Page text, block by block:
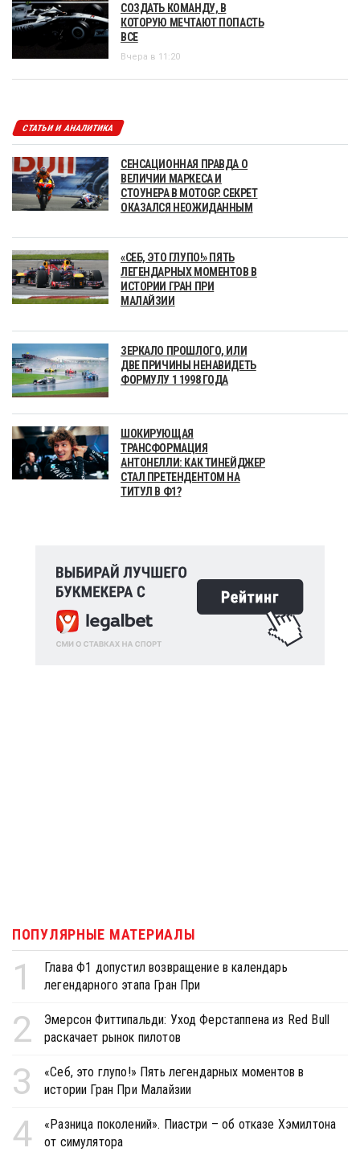
СОЗДАТЬ КОМАНДУ, В
КОТОРУЮ МЕЧТАЮТ ПОПАСТЬ
ВСЕ
Вчера в 11:20
СТАТЬИ И АНАЛИТИКА
СЕНСАЦИОННАЯ ПРАВДА О
ВЕЛИЧИИ МАРКЕСА И
СТОУНЕРА В MOTOGP. СЕКРЕТ
ОКАЗАЛСЯ НЕОЖИДАННЫМ
«СЕБ, ЭТО ГЛУПО!» ПЯТЬ
ЛЕГЕНДАРНЫХ МОМЕНТОВ В
ИСТОРИИ ГРАН ПРИ
МАЛАЙЗИИ
ЗЕРКАЛО ПРОШЛОГО, ИЛИ
ДВЕ ПРИЧИНЫ НЕНАВИДЕТЬ
ФОРМУЛУ 1 1998 ГОДА
ШОКИРУЮЩАЯ
ТРАНСФОРМАЦИЯ
АНТОНЕЛЛИ: КАК ТИНЕЙДЖЕР
СТАЛ ПРЕТЕНДЕНТОМ НА
ТИТУЛ В Ф1?
ПОПУЛЯРНЫЕ МАТЕРИАЛЫ
1
Глава Ф1 допустил возвращение в календарь
легендарного этапа Гран При
2
Эмерсон Фиттипальди: Уход Ферстаппена из Red Bull
раскачает рынок пилотов
3
«Себ, это глупо!» Пять легендарных моментов в
истории Гран При Малайзии
4
«Разница поколений». Пиастри – об отказе Хэмилтона
от симулятора